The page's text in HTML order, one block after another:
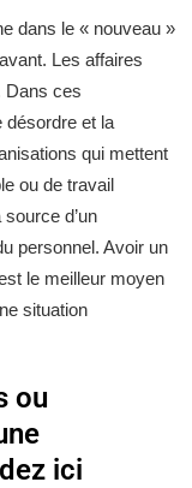
dans le « nouveau »
Les affaires
Dans ces
désordre et la
qui mettent
ou de travail
d’un
personnel. Avoir un
le meilleur moyen
situation
ou
ici